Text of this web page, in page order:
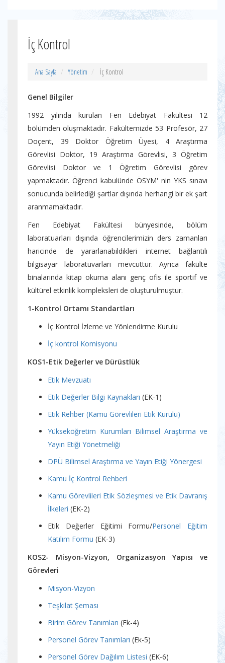
İç Kontrol
Ana Sayfa Yönetim İç Kontrol
Genel Bilgiler
1992 yılında kurulan Fen Edebiyat Fakültesi 12
bölümden oluşmaktadır. Fakültemizde 53 Profesör, 27
Doçent, 39 Doktor Öğretim Üyesi, 4 Araştırma
Görevlisi Doktor, 19 Araştırma Görevlisi, 3 Öğretim
Görevlisi Doktor ve 1 Öğretim Görevlisi görev
yapmaktadır. Öğrenci kabulünde ÖSYM' nin YKS sınavı
sonucunda belirlediği şartlar dışında herhangi bir ek şart
aranmamaktadır.
Fen Edebiyat Fakültesi bünyesinde, bölüm
laboratuarları dışında öğrencilerimizin ders zamanları
haricinde de yararlanabildikleri internet bağlantılı
bilgisayar laboratuvarları mevcuttur. Ayrıca fakülte
binalarında kitap okuma alanı genç ofis ile sportif ve
kültürel etkinlik kompleksleri de oluşturulmuştur.
1-Kontrol Ortamı Standartları
İç Kontrol İzleme ve Yönlendirme Kurulu
İç kontrol Komisyonu
KOS1-Etik Değerler ve Dürüstlük
Etik Mevzuatı
Etik Değerler Bilgi Kaynakları (EK-1)
Etik Rehber (Kamu Görevlileri Etik Kurulu)
Yükseköğretim Kurumları Bilimsel Araştırma ve
Yayın Etiği Yönetmeliği
DPÜ Bilimsel Araştırma ve Yayın Etiği Yönergesi
Kamu İç Kontrol Rehberi
Kamu Görevlileri Etik Sözleşmesi ve Etik Davranış
İlkeleri (EK-2)
Etik Değerler Eğitimi Formu/Personel Eğitim
Katılım Formu (EK-3)
KOS2- Misyon-Vizyon, Organizasyon Yapısı ve
Görevleri
Misyon-Vizyon
Teşkilat Şeması
Birim Görev Tanımları (Ek-4)
Personel Görev Tanımları (Ek-5)
Personel Görev Dağılım Listesi (EK-6)